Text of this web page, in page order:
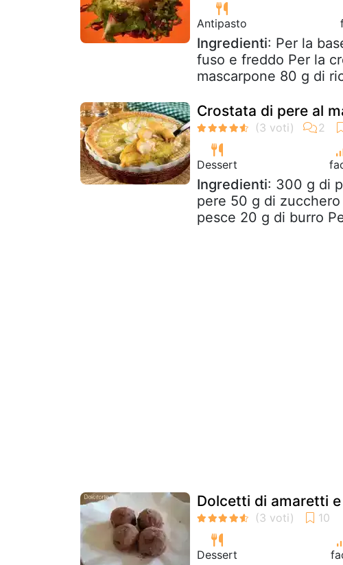
Antipasto
Ingredienti: Per la
fuso e freddo Per la
mascarpone 80 g di
Crostata di pere al
Dessert
Ingredienti: 300 g di
pere 50 g di
pesce 20 g di burro
Dolcetti di amaretti
Dessert